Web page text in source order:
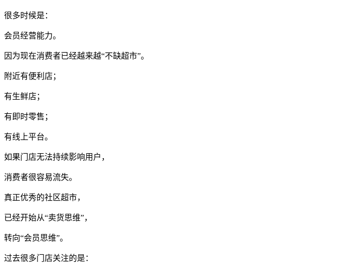
很多时候是：
会员经营能力。
因为现在消费者已经越来越“不缺超市”。
附近有便利店；
有生鲜店；
有即时零售；
有线上平台。
如果门店无法持续影响用户，
消费者很容易流失。
真正优秀的社区超市，
已经开始从“卖货思维”，
转向“会员思维”。
过去很多门店关注的是：